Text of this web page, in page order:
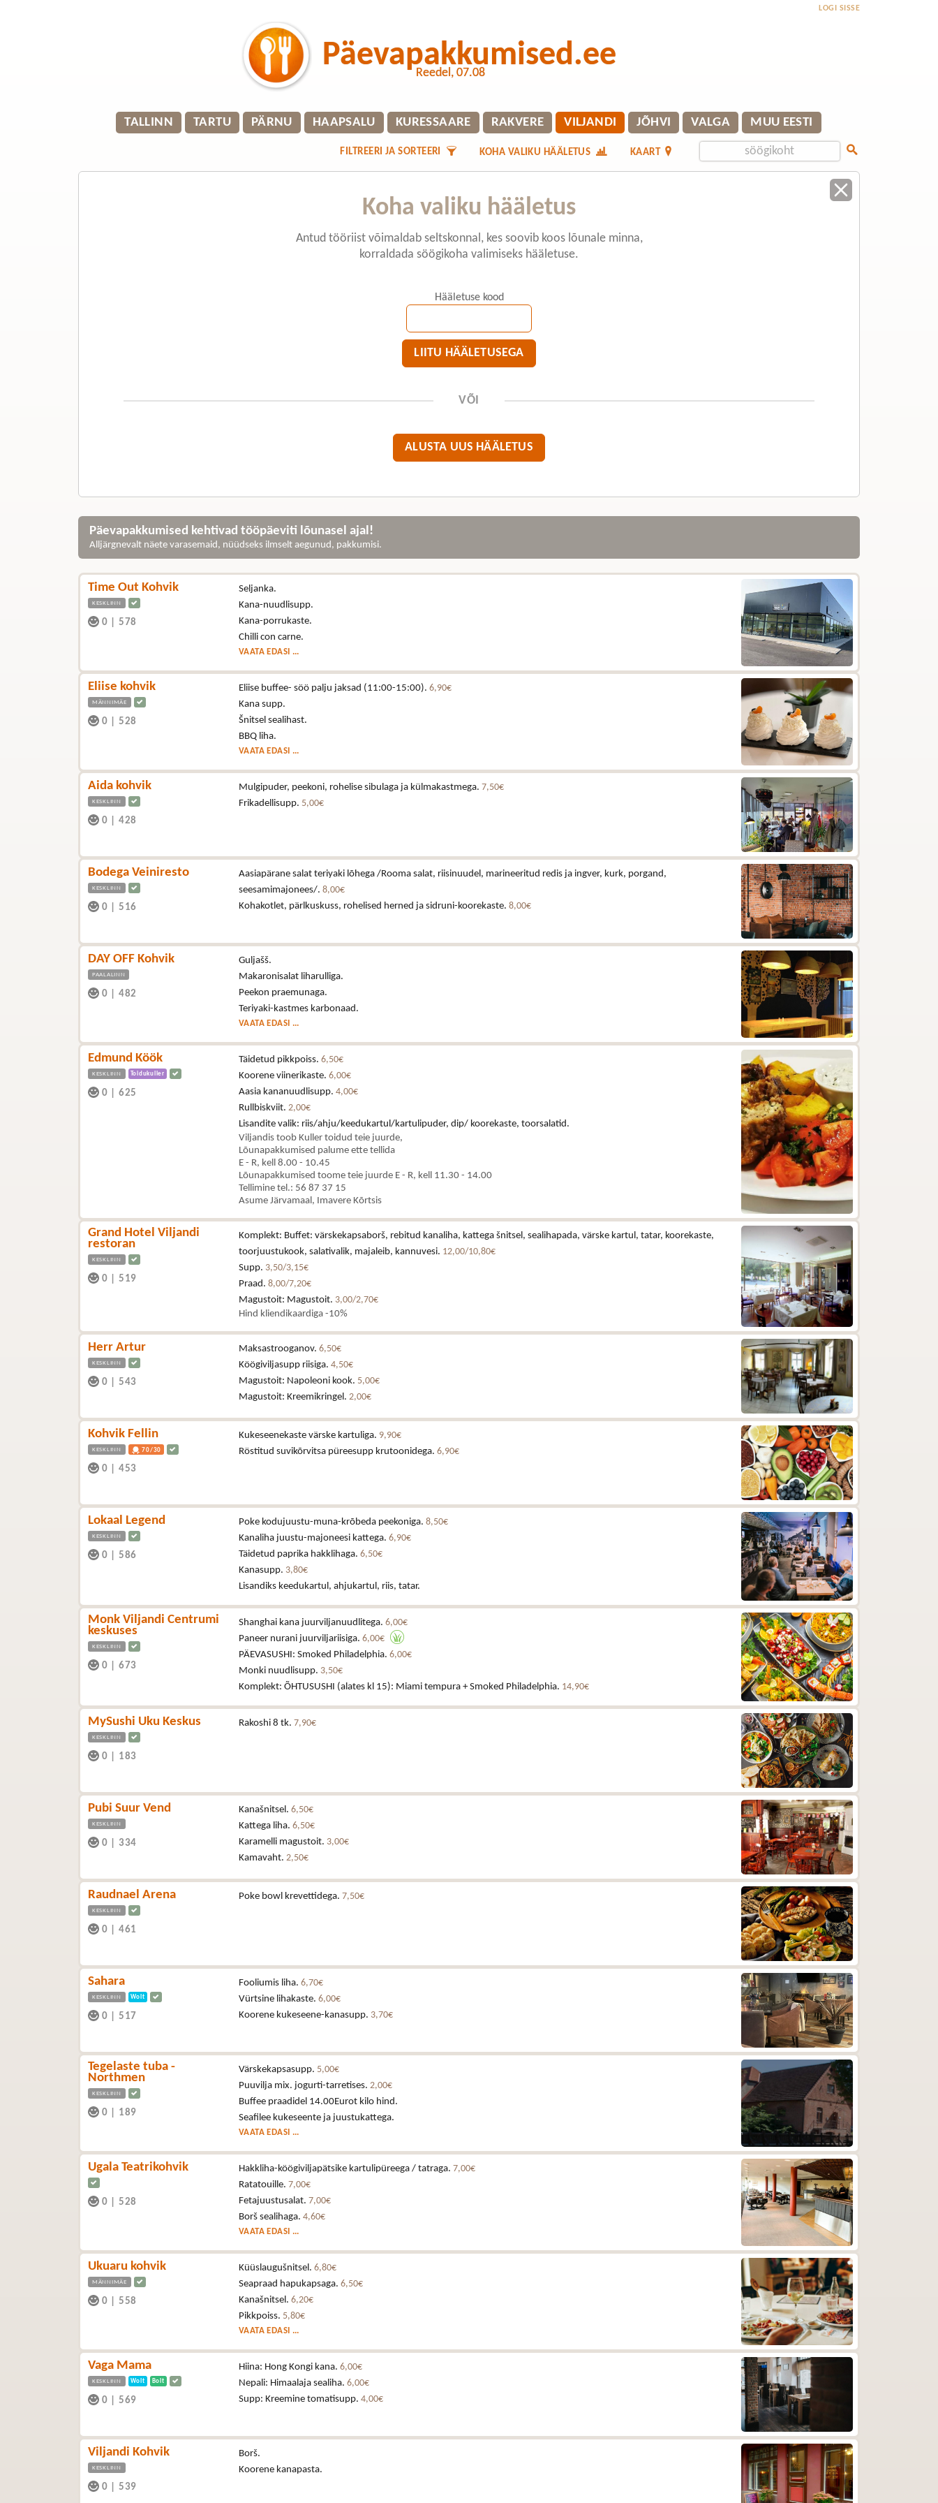
LOGI SISSE
Päevapakkumised.ee
Reedel, 07.08
TALLINN TARTU PÄRNU HAAPSALU KURESSAARE RAKVERE VILJANDI JÕHVI VALGA MUU EESTI
KAART
KOHA VALIKU HÄÄLETUS
FILTREERI JA SORTEERI
Koha valiku hääletus
Antud tööriist võimaldab seltskonnal, kes soovib koos lõunale minna,
korraldada söögikoha valimiseks hääletuse.
Hääletuse kood
LIITU HÄÄLETUSEGA
VÕI
ALUSTA UUS HÄÄLETUS
Päevapakkumised kehtivad tööpäeviti lõunasel ajal!
Alljärgnevalt näete varasemaid, nüüdseks ilmselt aegunud, pakkumisi.
Time Out Kohvik
KESKLINN
0 578
Seljanka.
Kana-nuudlisupp.
Kana-porrukaste.
Chilli con carne.
VAATA EDASI ...
Eliise kohvik
MÄNNIMÄE
0 528
Eliise buffee- söö palju jaksad (11:00-15:00). 6,90€
Kana supp.
Šnitsel sealihast.
BBQ liha.
VAATA EDASI ...
Aida kohvik
KESKLINN
0 428
Mulgipuder, peekoni, rohelise sibulaga ja külmakastmega. 7,50€
Frikadellisupp. 5,00€
Bodega Veiniresto
KESKLINN
0 516
Aasiapärane salat teriyaki lõhega /Rooma salat, riisinuudel, marineeritud redis ja ingver, kurk, porgand,
seesamimajonees/. 8,00€
Kohakotlet, pärlkuskuss, rohelised herned ja sidruni-koorekaste. 8,00€
DAY OFF Kohvik
PAALALINN
0 482
Guljašš.
Makaronisalat liharulliga.
Peekon praemunaga.
Teriyaki-kastmes karbonaad.
VAATA EDASI ...
Edmund Köök
KESKLINN Toidukuller
0 625
Täidetud pikkpoiss. 6,50€
Koorene viinerikaste. 6,00€
Aasia kananuudlisupp. 4,00€
Rullbiskviit. 2,00€
Lisandite valik: riis/ahju/keedukartul/kartulipuder, dip/ koorekaste, toorsalatid.
Viljandis toob Kuller toidud teie juurde,
Lõunapakkumised palume ette tellida
E - R, kell 8.00 - 10.45
Lõunapakkumised toome teie juurde E - R, kell 11.30 - 14.00
Tellimine tel.: 56 87 37 15
Asume Järvamaal, Imavere Kõrtsis
Grand Hotel Viljandi
restoran
KESKLINN
0 519
Komplekt: Buffet: värskekapsaborš, rebitud kanaliha, kattega šnitsel, sealihapada, värske kartul, tatar, koorekaste,
toorjuustukook, salativalik, majaleib, kannuvesi. 12,00/10,80€
Supp. 3,50/3,15€
Praad. 8,00/7,20€
Magustoit: Magustoit. 3,00/2,70€
Hind kliendikaardiga -10%
Herr Artur
KESKLINN
0 543
Maksastrooganov. 6,50€
Köögiviljasupp riisiga. 4,50€
Magustoit: Napoleoni kook. 5,00€
Magustoit: Kreemikringel. 2,00€
Kohvik Fellin
KESKLINN 70/30
0 453
Kukeseenekaste värske kartuliga. 9,90€
Röstitud suvikõrvitsa püreesupp krutoonidega. 6,90€
Lokaal Legend
KESKLINN
0 586
Poke kodujuustu-muna-krõbeda peekoniga. 8,50€
Kanaliha juustu-majoneesi kattega. 6,90€
Täidetud paprika hakklihaga. 6,50€
Kanasupp. 3,80€
Lisandiks keedukartul, ahjukartul, riis, tatar.
Monk Viljandi Centrumi
keskuses
KESKLINN
0 673
Shanghai kana juurviljanuudlitega. 6,00€
Paneer nurani juurviljariisiga. 6,00€
PÄEVASUSHI: Smoked Philadelphia. 6,00€
Monki nuudlisupp. 3,50€
Komplekt: ÕHTUSUSHI (alates kl 15): Miami tempura + Smoked Philadelphia. 14,90€
MySushi Uku Keskus
KESKLINN
0 183
Rakoshi 8 tk. 7,90€
Pubi Suur Vend
KESKLINN
0 334
Kanašnitsel. 6,50€
Kattega liha. 6,50€
Karamelli magustoit. 3,00€
Kamavaht. 2,50€
Raudnael Arena
KESKLINN
0 461
Poke bowl krevettidega. 7,50€
Sahara
KESKLINN Wolt
0 517
Fooliumis liha. 6,70€
Vürtsine lihakaste. 6,00€
Koorene kukeseene-kanasupp. 3,70€
Tegelaste tuba -
Northmen
KESKLINN
0 189
Värskekapsasupp. 5,00€
Puuvilja mix. jogurti-tarretises. 2,00€
Buffee praadidel 14.00Eurot kilo hind.
Seafilee kukeseente ja juustukattega.
VAATA EDASI ...
Ugala Teatrikohvik
0 528
Hakkliha-köögiviljapätsike kartulipüreega / tatraga. 7,00€
Ratatouille. 7,00€
Fetajuustusalat. 7,00€
Borš sealihaga. 4,60€
VAATA EDASI ...
Ukuaru kohvik
MÄNNIMÄE
0 558
Küüslaugušnitsel. 6,80€
Seapraad hapukapsaga. 6,50€
Kanašnitsel. 6,20€
Pikkpoiss. 5,80€
VAATA EDASI ...
Vaga Mama
KESKLINN Wolt Bolt
0 569
Hiina: Hong Kongi kana. 6,00€
Nepali: Himaalaja sealiha. 6,00€
Supp: Kreemine tomatisupp. 4,00€
Viljandi Kohvik
KESKLINN
0 539
Borš.
Koorene kanapasta.